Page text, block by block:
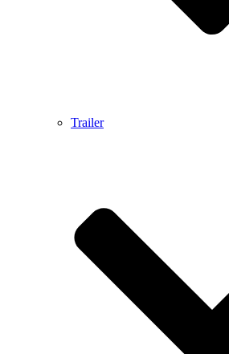
Trailer